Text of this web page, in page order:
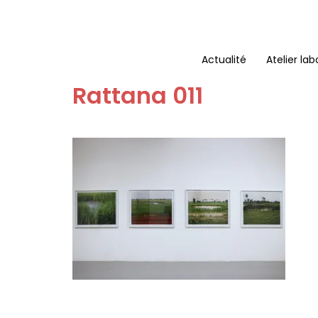
Actualité Atelier
Rattana 011